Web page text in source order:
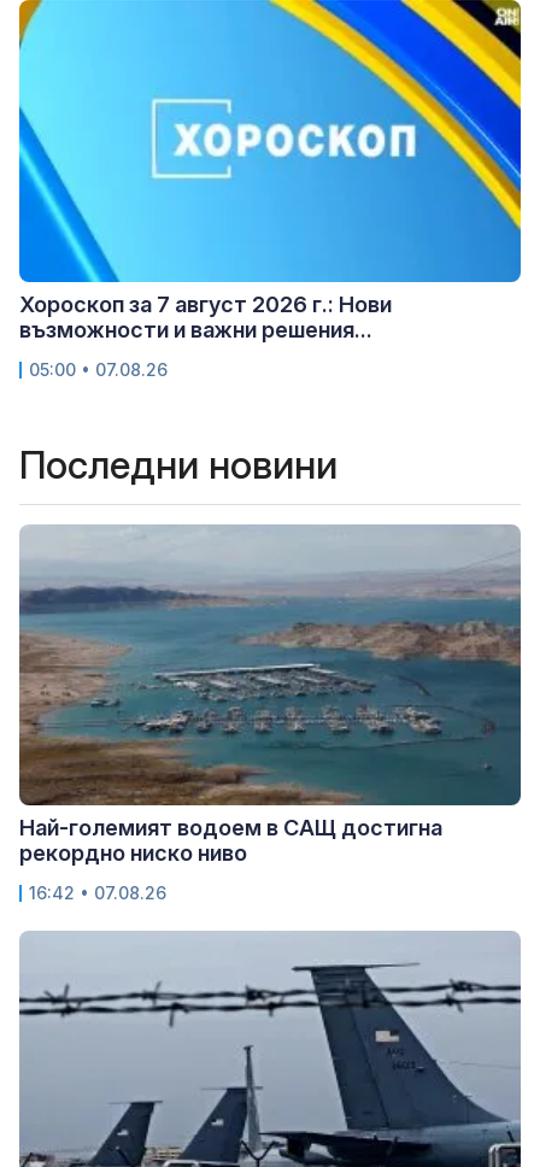
Хороскоп за 7 август 2026 г.: Нови
възможности и важни решения...
05:00 • 07.08.26
Последни новини
Най-големият водоем в САЩ достигна
рекордно ниско ниво
16:42 • 07.08.26